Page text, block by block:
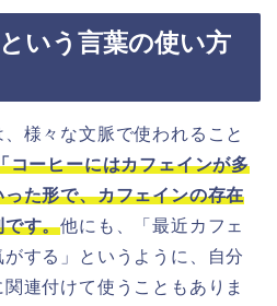
いう言葉の使い方
様々な文脈で使われること
コーヒーにはカフェインが多
た形で、カフェインの存在
です。他にも、「最近カフェ
する」というように、自分
連付けて使うこともありま